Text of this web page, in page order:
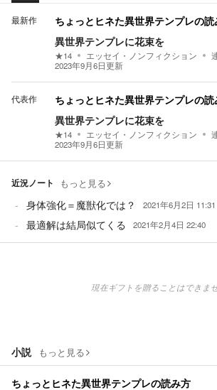
最新作 ちょっとヒネた異世界テンプレの読
異世界テンプレに花束を
★14 エッセイ・ノンフィクション
2023年9月6日更新
代表作 ちょっとヒネた異世界テンプレの読
異世界テンプレに花束を
★14 エッセイ・ノンフィクション
2023年9月6日更新
近況ノート もっと見る
身体強化＝魔獣化では？ 2021年6月2日 11:31
最適解は結局似てくる 2021年2月4日 22:40
現在ギフトを贈ることはできま
小説 もっと見る
ちょっとヒネた異世界テンプレの読み方